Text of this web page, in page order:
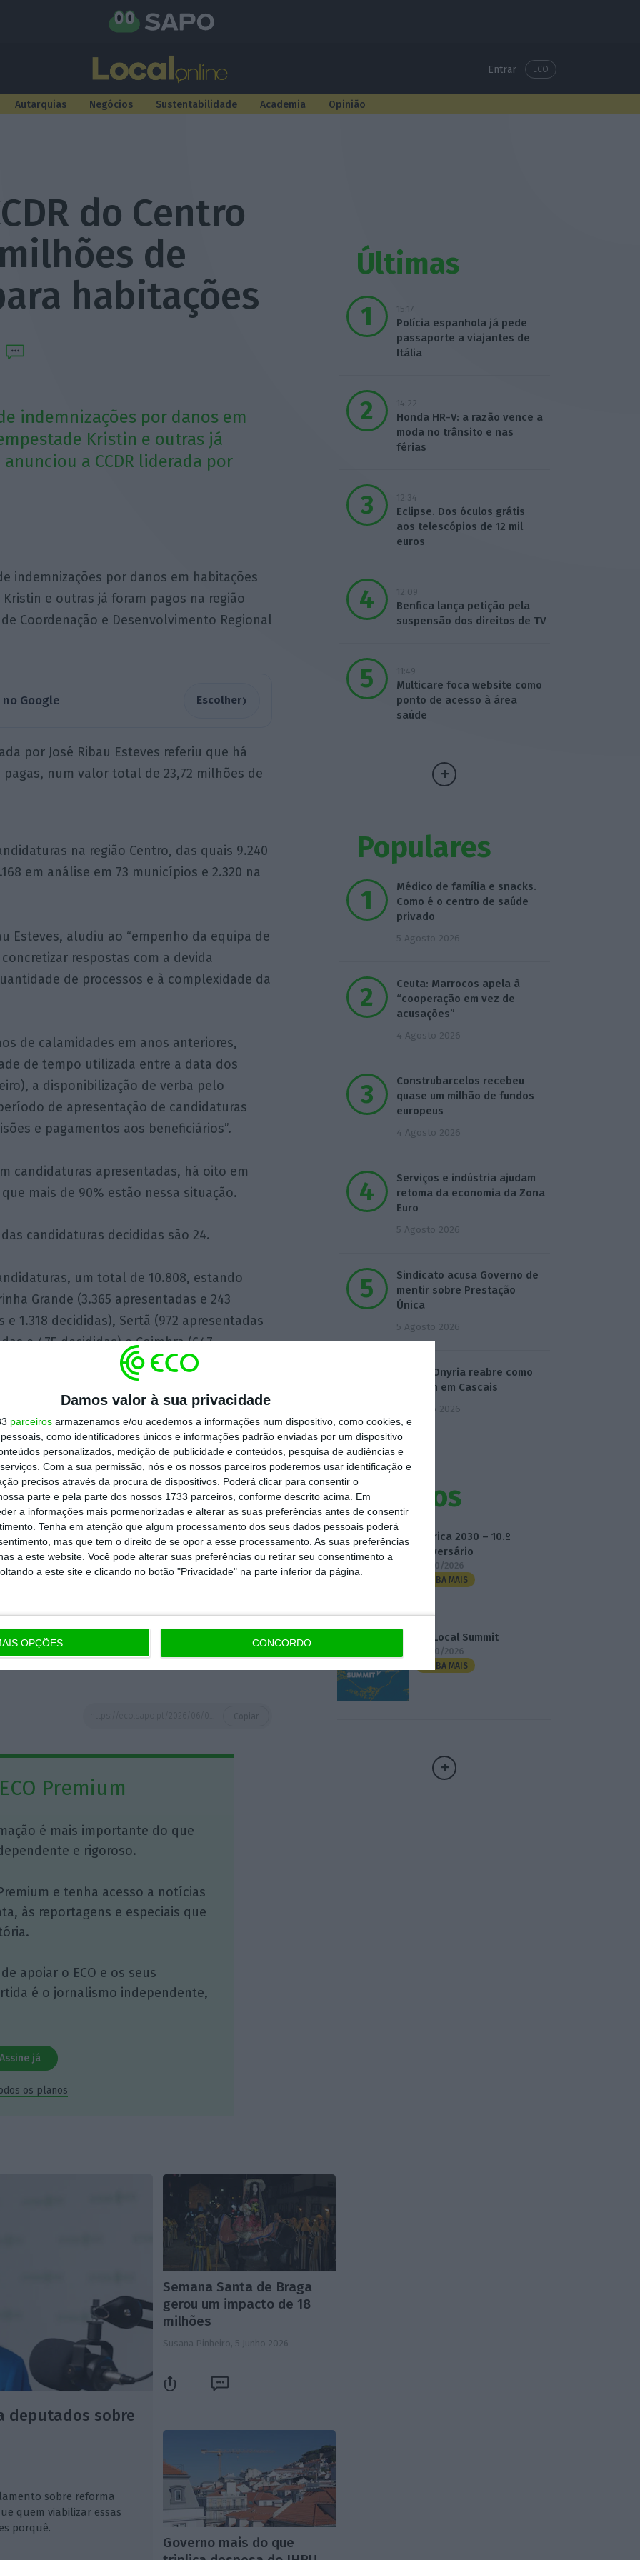
Damos valor à sua privacidade
parceiros armazenamos e/ou acedemos a informações num dispositivo, como cookies, e
como identificadores únicos e informações padrão enviadas por um dispositivo
personalizados, medição de publicidade e conteúdos, pesquisa de audiências e
Com a sua permissão, nós e os nossos parceiros poderemos usar identificação e
precisos através da procura de dispositivos. Poderá clicar para consentir o
parte e pela parte dos nossos 1733 parceiros, conforme descrito acima. Em
a informações mais pormenorizadas e alterar as suas preferências antes de consentir
Tenha em atenção que algum processamento dos seus dados pessoais poderá
mas que tem o direito de se opor a esse processamento. As suas preferências
a este website. Você pode alterar suas preferências ou retirar seu consentimento a
a este site e clicando no botão "Privacidade" na parte inferior da página.
OPÇÕES CONCORDO
Entrar ECO
Autarquias Negócios Sustentabilidade Academia Opinião
do Centro
de
habitações
indemnizações por danos em
Kristin e outras já
a CCDR liderada por
indemnizações por danos em habitações
e outras já foram pagos na região
Coordenação e Desenvolvimento Regional
Google Escolher›
por José Ribau Esteves referiu que há
num valor total de 23,72 milhões de
na região Centro, das quais 9.240
em análise em 73 municípios e 2.320 na
Esteves, aludiu ao “empenho da equipa de
respostas com a devida
de processos e à complexidade da
de calamidades em anos anteriores,
de tempo utilizada entre a data dos
a disponibilização de verba pelo
de apresentação de candidaturas
e pagamentos aos beneficiários”.
candidaturas apresentadas, há oito em
mais de 90% estão nessa situação.
candidaturas decididas são 24.
um total de 10.808, estando
Grande (3.365 apresentadas e 243
1.318 decididas), Sertã (972 apresentadas
e 475 decididas) e Coimbra (647
candidaturas, que correspondem a 74,4%
das candidaturas decididas, 6.240
se definiu por acordo entre as entidades
importante tarefa, sendo pertinente
de situação, apresentando dados
de maio (inclusive)”, explicou Ribau
com dados de 10 e de 20 de junho.
Premium
é mais importante do que
e rigoroso.
e tenha acesso a notícias
às reportagens e especiais que
apoiar o ECO e os seus
é o jornalismo independente,
Assine já
os planos
Últimas
15:17
Polícia espanhola já pede
passaporte a viajantes de
Itália
14:22
Honda HR-V: a razão vence a
moda no trânsito e nas
férias
12:34
Eclipse. Dos óculos grátis
aos telescópios de 12 mil
euros
12:09
Benfica lança petição pela
suspensão dos direitos de TV
11:49
Multicare foca website como
ponto de acesso à área
saúde
Populares
Médico de família e snacks.
Como é o centro de saúde
privado
5 Agosto 2026
Ceuta: Marrocos apela à
“cooperação em vez de
acusações”
4 Agosto 2026
Construbarcelos recebeu
quase um milhão de fundos
europeus
4 Agosto 2026
Serviços e indústria ajudam
retoma da economia da Zona
Euro
5 Agosto 2026
Sindicato acusa Governo de
mentir sobre Prestação
Única
5 Agosto 2026
Antigo Onyria reabre como
Kimpton em Cascais
6 Agosto 2026
Eventos
Fábrica 2030 – 10.º
Aniversário
14/10/2026
SAIBA MAIS
3.º Local Summit
07/10/2026
SAIBA MAIS
deputados sobre
sobre reforma
quem viabilizar essas
porquê.
Semana Santa de Braga
gerou um impacto de 18
milhões
Susana Pinheiro, 5 Junho 2026
Governo mais do que